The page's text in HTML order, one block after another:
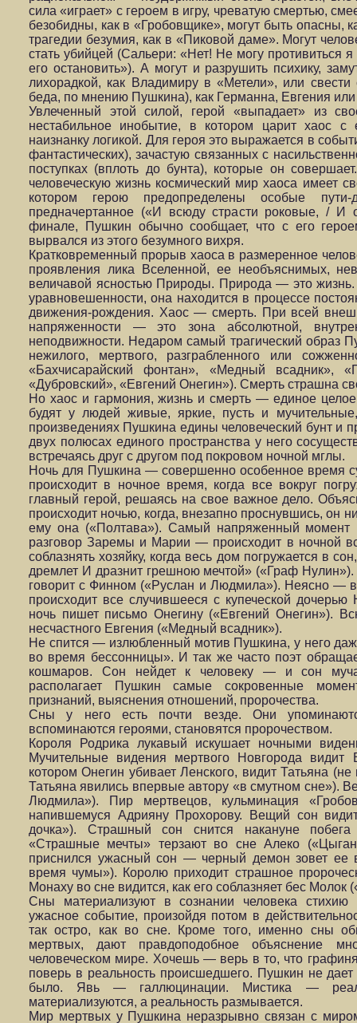
сила «играет» с героем в игру, чреватую смертью,
безобидны, как в «Гробовщике», могут быть опасны,
трагедии безумия, как в «Пиковой даме». Могут
стать убийцей (Сальери: «Нет! Не могу противиться
его остановить»). А могут и разрушить психику,
лихорадкой, как Владимиру в «Метели», или
беда, по мнению Пушкина), как Германна, Евгения
Увлеченный этой силой, герой «выпадает» из
нестабильное инобытие, в котором царит хаос с
наизнанку логикой. Для героя это выражается в
фантастических), зачастую связанных с
поступках (вплоть до бунта), которые он
человеческую жизнь космический мир хаоса имеет
котором герою предопределены особые
предначертанное («И всюду страсти роковые, / И
финале, Пушкин обычно сообщает, что с его
вырвался из этого безумного вихря.
Кратковременный прорыв хаоса в размеренное
проявления лика Вселенной, ее необъяснимых,
величавой ясностью Природы. Природа — это
уравновешенности, она находится в процессе
движения-рождения. Хаос — смерть. При всей
напряженности — это зона абсолютной,
неподвижности. Недаром самый трагический образ
нежилого, мертвого, разграбленного или
«Бахчисарайский фонтан», «Медный всадник»,
«Дубровский», «Евгений Онегин»). Смерть страшна
Но хаос и гармония, жизнь и смерть — единое
будят у людей живые, яркие, пусть и
произведениях Пушкина едины человеческий бунт и
двух полюсах единого пространства у него
встречаясь друг с другом под покровом ночной мглы.
Ночь для Пушкина — совершенно особенное время
происходит в ночное время, когда все вокруг
главный герой, решаясь на свое важное дело.
происходит ночью, когда, внезапно проснувшись, он
ему она («Полтава»). Самый напряженный момент
разговор Заремы и Марии — происходит в ночной
соблазнять хозяйку, когда весь дом погружается в
дремлет И дразнит грешною мечтой» («Граф
говорит с Финном («Руслан и Людмила»). Неясно —
происходит все случившееся с купеческой
ночь пишет письмо Онегину («Евгений Онегин»).
несчастного Евгения («Медный всадник»).
Не спится — излюбленный мотив Пушкина, у него
во время бессонницы». И так же часто поэт
кошмаров. Сон нейдет к человеку — и сон
располагает Пушкин самые сокровенные
признаний, выяснения отношений, пророчества.
Сны у него есть почти везде. Они
вспоминаются героями, становятся пророчеством.
Короля Родрика лукавый искушает ночными
Мучительные видения мертвого Новгорода
котором Онегин убивает Ленского, видит Татьяна
Татьяна явились впервые автору «в смутном сне»).
Людмила»). Пир мертвецов, кульминация
напившемуся Адрияну Прохорову. Вещий сон
дочка»). Страшный сон снится накануне
«Страшные мечты» терзают во сне Алеко
приснился ужасный сон — черный демон зовет ее
время чумы»). Королю приходит страшное
Монаху во сне видится, как его соблазняет бес Молок
Сны материализуют в сознании человека
ужасное событие, произойдя потом в
так остро, как во сне. Кроме того, именно сны
мертвых, дают правдоподобное объяснение
человеческом мире. Хочешь — верь в то, что
поверь в реальность происшедшего. Пушкин не
было. Явь — галлюцинации. Мистика —
материализуются, а реальность размывается.
Мир мертвых у Пушкина неразрывно связан с